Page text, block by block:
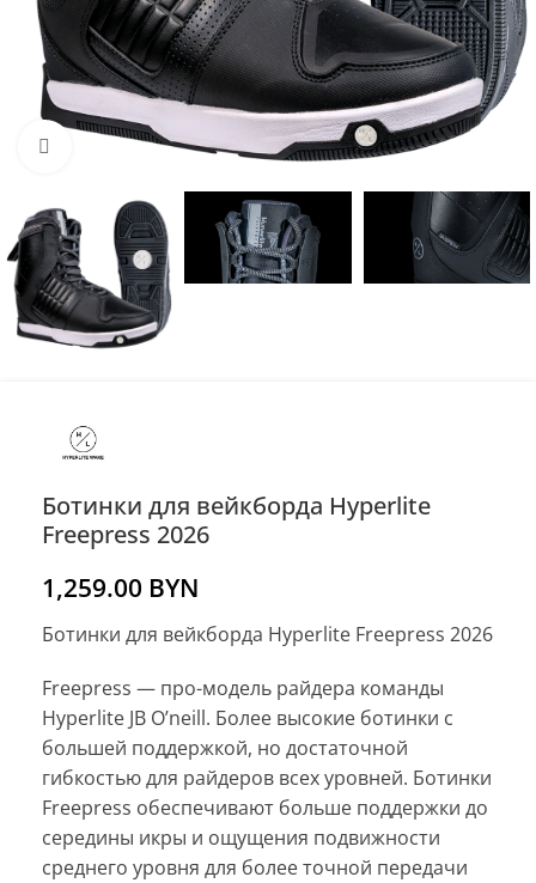
Нажмите, чтобы увеличить
Ботинки для вейкборда Hyperlite
Freepress 2026
1,259.00 BYN
Ботинки для вейкборда Hyperlite Freepress 2026
Freepress — про-модель райдера команды
Hyperlite JB O’neill. Более высокие ботинки с
большей поддержкой, но достаточной
гибкостью для райдеров всех уровней. Ботинки
Freepress обеспечивают больше поддержки до
середины икры и ощущения подвижности
среднего уровня для более точной передачи